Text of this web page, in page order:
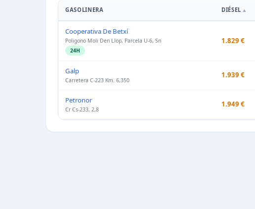
GASOLINERA DIÉSEL
Cooperativa De Betxí
Poligono Moli Den Llop, Parcela U-6, Sn
24H
1.829 €
Galp
Carretera C-223 Km. 6,350
1.939 €
Petronor
Cr Cs-233, 2,8
1.949 €